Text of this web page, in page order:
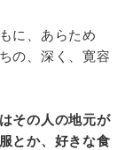
に、あらため
の、深く、寛容
その人の地元が
とか、好きな食